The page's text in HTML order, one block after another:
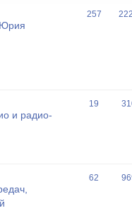
Юрия
257
и радио-
19
62